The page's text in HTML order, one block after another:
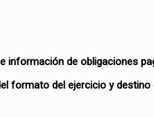
de obligaciones
formato del ejercicio y